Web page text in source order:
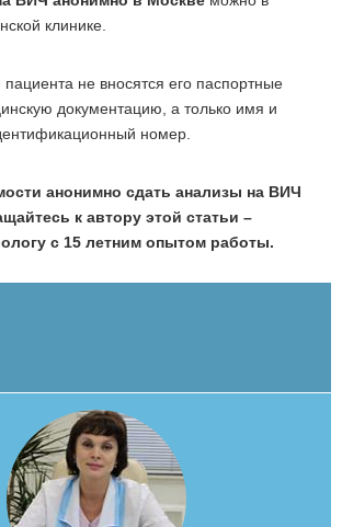
клинике.
не вносятся его паспортные
документацию, а только имя и
номер.
анонимно сдать анализы на ВИЧ
к автору этой статьи –
с 15 летним опытом работы.